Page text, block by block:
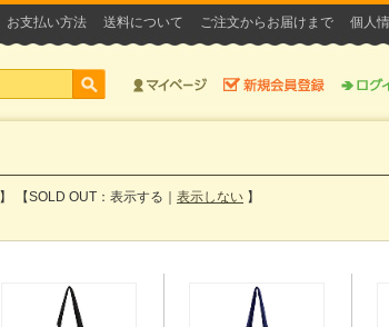
個人
ご注文からお届けまで
送料について
お支払い方法
】 【SOLD OUT：表示する｜ 表示しない 】